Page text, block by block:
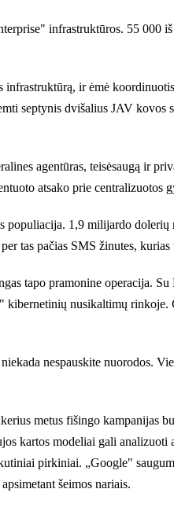
infrastruktūros. 55 000
ir ėmė
septynis dvišalius JAV
agentūras, teisėsaugą ir
atsako prie centralizuotos
1,9 milijardo
tas pačias SMS žinutes, kurias
tapo pramonine operacija.
nusikaltimų
nespauskite nuorodos.
metus fišingo kampanijas
kartos modeliai gali analizuoti
pirkiniai. „Google"
šeimos nariais.